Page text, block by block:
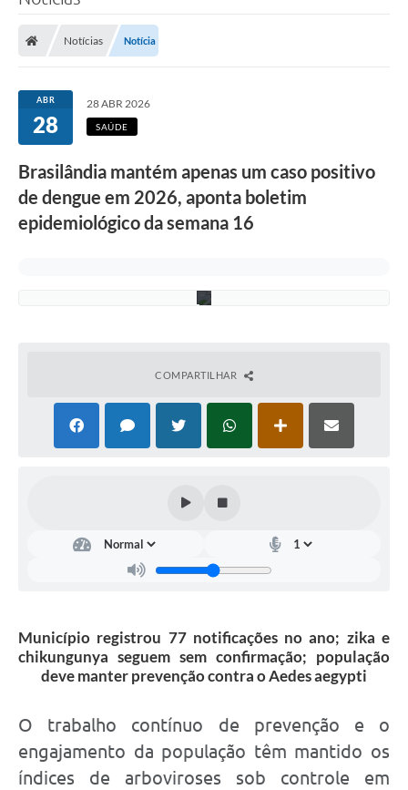
Transparência
Câmara Municipal
e-SIC
Tributação
Formulário
Notícias Notícia
ABR
28
28 ABR 2026
SAÚDE
Brasilândia mantém apenas um caso positivo
de dengue em 2026, aponta boletim
epidemiológico da semana 16
a
s
i
â
COMPARTILHAR
Município registrou 77 notificações no ano; zika e
chikungunya seguem sem confirmação; população
deve manter prevenção contra o Aedes aegypti
O trabalho contínuo de prevenção e o
engajamento da população têm mantido os
índices de arboviroses sob controle em